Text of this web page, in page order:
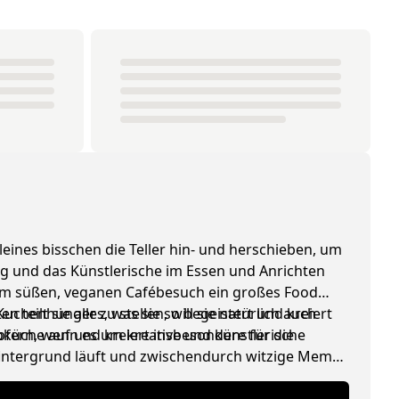
bisschen die Teller hin- und herschieben, um
und das Künstlerische im Essen und Anrichten
süßen, veganen Cafébesuch ein großes Food
zu stellen, will sie natürlich auch
auf und kreiert insbesondere für die
teilt sie alles, was sie so begeistert und kreiert
wenn es um kreative und künstlerische
läuft und zwischendurch witzige Memes